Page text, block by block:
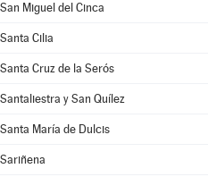
San Miguel del Cinca
Santa Cilia
Santa Cruz de la Serós
Santaliestra y San Quílez
Santa María de Dulcis
Sariñena